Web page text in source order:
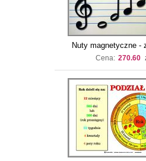
Nuty magnetyczne -
Cena: 270.60